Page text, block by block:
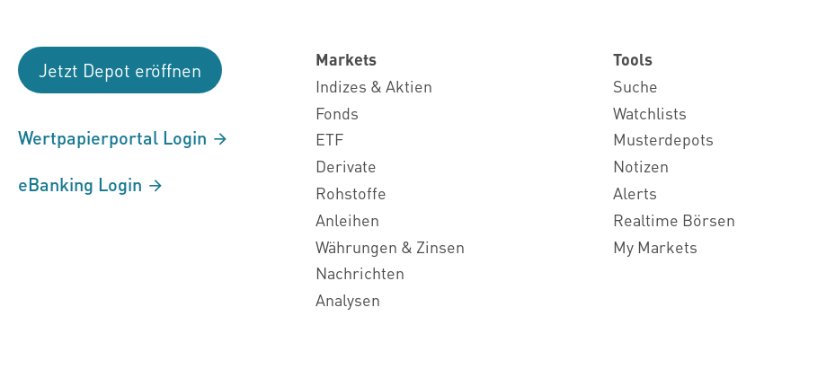
Jetzt Depot eröffnen
Wertpapierportal Login
eBanking Login
Markets
Indizes & Aktien
Fonds
ETF
Derivate
Rohstoffe
Anleihen
Währungen & Zinsen
Nachrichten
Analysen
Tools
Suche
Watchlists
Musterdepots
Notizen
Alerts
Realtime Börsen
My Markets